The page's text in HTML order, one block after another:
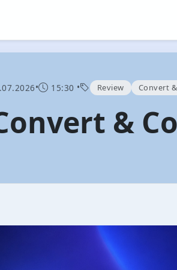
• 15:30 • Review Convert
&